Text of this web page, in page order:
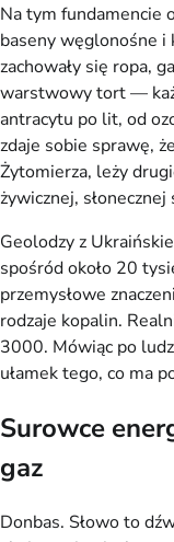
Na tym fundamencie
baseny węglonośne i
zachowały się ropa,
warstwowy tort —
antracytu po lit, od
zdaje sobie sprawę,
Żytomierza, leży
żywicznej,
Geolodzy z
spośród około 20
przemysłowe
rodzaje kopalin.
3000. Mówiąc po
ułamek tego, co ma
Surowce
gaz
Donbas. Słowo to